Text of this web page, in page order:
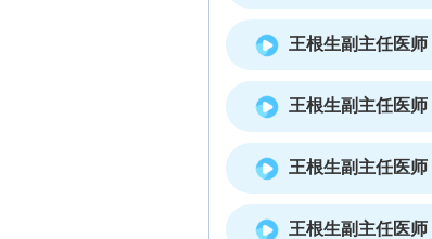
王根生副主任医
王根生副主任医
王根生副主任医师
王根生副主任医